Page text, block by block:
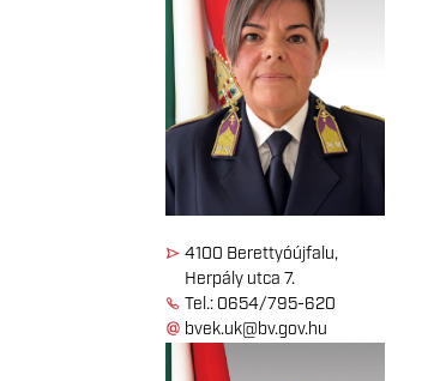
4100 Berettyóújfalu,
Herpály utca 7.
Tel.: 0654/795-620
bvek.uk@bv.gov.hu